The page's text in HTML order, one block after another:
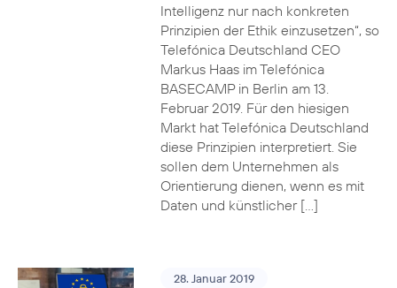
Intelligenz nur nach konkreten
Prinzipien der Ethik einzusetzen“, so
Telefónica Deutschland CEO
Markus Haas im Telefónica
BASECAMP in Berlin am 13.
Februar 2019. Für den hiesigen
Markt hat Telefónica Deutschland
diese Prinzipien interpretiert. Sie
sollen dem Unternehmen als
Orientierung dienen, wenn es mit
Daten und künstlicher […]
28. Januar 2019